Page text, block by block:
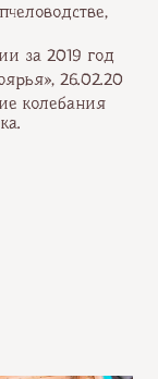
за 2019 год
26.02.20
колебания